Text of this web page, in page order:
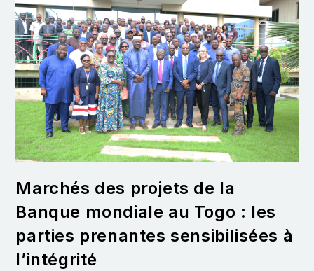
Marchés des projets de la
Banque mondiale au Togo : les
parties prenantes sensibilisées à
l’intégrité